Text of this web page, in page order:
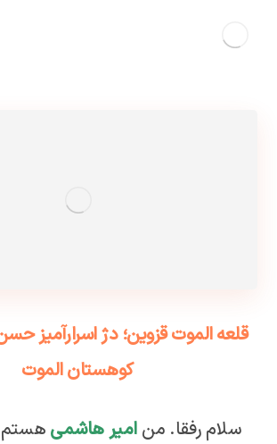
قلعه الموت قزوین؛ دژ اسرارآمیز
کوهستان الموت
سلام رفقا. من امیر هاشمی هستم